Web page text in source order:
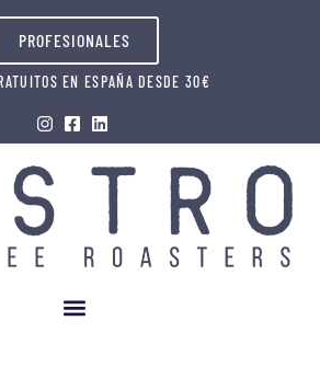
PROFESIONALES
EN ESPAÑA DESDE 30€